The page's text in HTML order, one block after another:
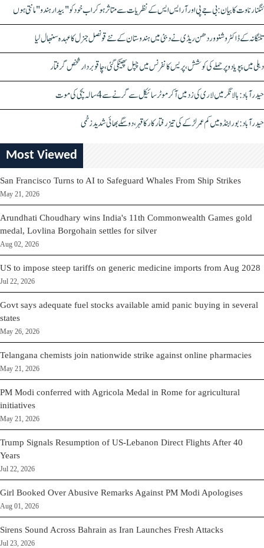
کنگنا رناوت کا بیان: بی جے پی اور آر ایس ایس کے نظریات سے متاثر ہو کر اب خود کو "بیدار ہندو" مانتی ہوں
تلنگانہ کے ڈاکٹر وشنو وردھن ریڈی نے دبئی میں ہندوستان کے نئے قونصل جنرل کا عہدہ سنبھال لیا
دہلی میں پپو یادو پر حملے کی کوشش، پریس کانفرنس میں چپل پھینکی گئی، چاقو بردار شخص گرفتار
حیدرآباد: بالا نگر میں لاری کی زد میں آکر موٹرسائیکل سے گرنے سے 4 سالہ بچی کی موت
حیدرآباد: بورابنڈہ میں کم عمر لڑکے کی تیز رفتار کار کا قہر، دو سگے بھائی شدید زخمی
Most Viewed
San Francisco Turns to AI to Safeguard Whales From Ship Strikes
May 21, 2026
Arundhati Choudhary wins India's 11th Commonwealth Games gold
medal, Lovlina Borgohain settles for silver
Aug 02, 2026
US to impose steep tariffs on generic medicine imports from Aug 2028
Jul 22, 2026
Govt says adequate fuel stocks available amid panic buying in several
states
May 26, 2026
Telangana chemists join nationwide strike against online pharmacies
May 21, 2026
PM Modi conferred with Agricola Medal in Rome for agricultural
initiatives
May 21, 2026
Trump Signals Resumption of US-Lebanon Direct Flights After 40
Years
Jul 22, 2026
Girl Booked Over Abusive Remarks Against PM Modi Apologises
Aug 01, 2026
Sirens Sound Across Bahrain as Iran Launches Fresh Attacks
Jul 23, 2026